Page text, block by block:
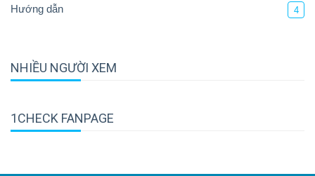
Hướng dẫn 4
NHIỀU NGƯỜI XEM
1CHECK FANPAGE